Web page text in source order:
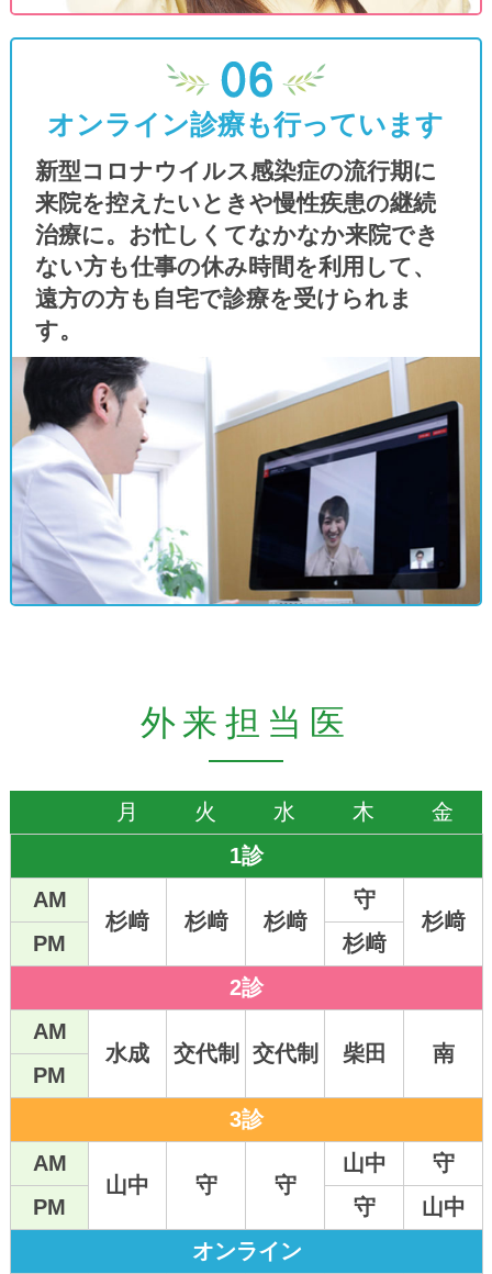
オンライン診療について
2026年2月からは『睡眠時無呼吸症候群の再
診』のみオンライン診療を継続いたします。
年末年始の休診日のお知らせ
12月27日(土)から1月4日(日)まで年末年始の
休診日とさせていただいております。新年は
1月5日(月)から通常通りの診療となります。
キャッシュレス決済の導入
2025年10月16日よりキャッシュレス決済を
含めた自動精算機を導入いたします。今まで
どおりの現金支払いに加えて、クレジットカ
ード決済（JCB・VISA・MASTERなど）が
可能となります。また随時電子マネー決済と
QRコード決済も導入予定です。
院長の変更
2025年10月1日山中医師に代わり杉﨑医師が
遊座医師の退職
2025年9月いっぱいをもちまして、健康上の
理由により遊座医師が退職することとなりま
した。医師紹介のページにご挨拶を掲載して
おりますのでご覧いただければ幸いです。
8月18日(月)〜20日(水)・22日(金)の午後
二診制のためWEB予約の患者さまのみ診療
いたします。よろしくご確認ください。
当日朝7時からのWEB予約枠を新設しま
した
急な体調不良でご受診希望の方はぜひご利用
当医院の施設基準等について
当医院は、関東信越厚生局長より指定された
保険医療機関であり､以下の施設基準につい
て届出しています。
オンライン診療も行っています
新型コロナウイルス感染症の流行期に
来院を控えたいときや慢性疾患の継続
治療に。お忙しくてなかなか来院でき
ない方も仕事の休み時間を利用して、
遠方の方も自宅で診療を受けられま
す。
外来担当医
月 火 水 木
金
1診
AM
杉﨑
杉﨑 杉﨑
守
杉﨑
PM
杉﨑
2診
AM
水成
交代制 交代制 柴田
南
PM
3診
AM
山中
守 守
山中
守
PM
守
山中
オンライン